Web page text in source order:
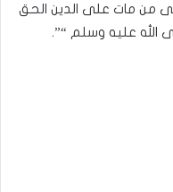
على من مات على الدين الحق
الله عليه وسلم “”.